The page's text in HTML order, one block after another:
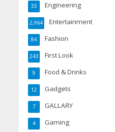
Engineering
33
Entertainment
2,964
Fashion
84
First Look
243
Food & Drinks
9
Gadgets
12
GALLARY
7
Gaming
4